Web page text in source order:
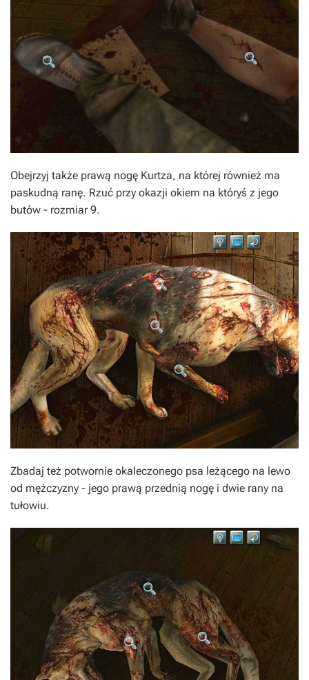
Obejrzyj także prawą nogę Kurtza, na której również ma
paskudną ranę. Rzuć przy okazji okiem na któryś z jego
butów - rozmiar 9.
Zbadaj też potwornie okaleczonego psa leżącego na lewo
od mężczyzny - jego prawą przednią nogę i dwie rany na
tułowiu.